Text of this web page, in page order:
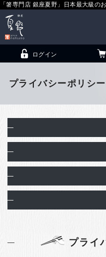
「箸専門店 銀座夏野」日本最大級の
箸（贈答用・自宅用）
ご利用ガイド
店舗紹介
ログイン
プライバシーポリシー
プライ